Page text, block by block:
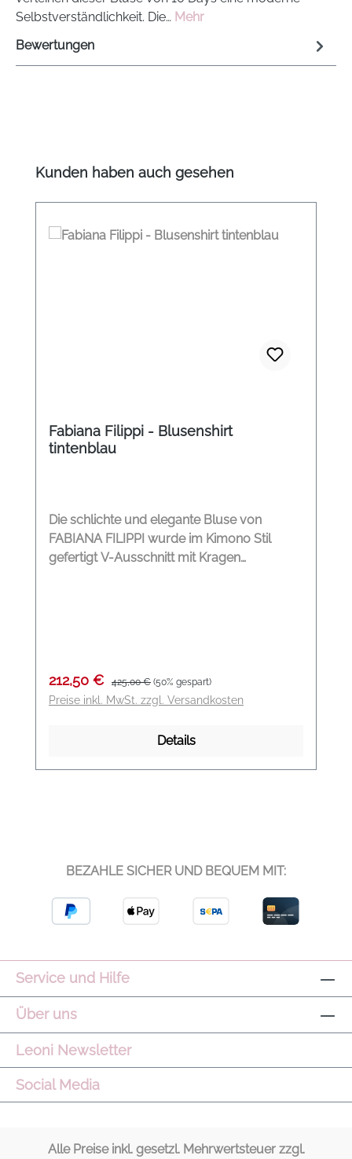
Selbstverständlichkeit. Die… Mehr
Bewertungen
Produktgalerie überspringen
Kunden haben auch gesehen
Fabiana Filippi - Blusenshirt
tintenblau
Die schlichte und elegante Bluse von
FABIANA FILIPPI wurde im Kimono Stil
gefertigt V-Ausschnitt mit Kragen
Verkaufspreis:
212,50 € Regulärer Preis:
425,00 € (50% gespart)
Preise inkl. MwSt. zzgl. Versandkosten
Details
BEZAHLE SICHER UND BEQUEM MIT:
Service und Hilfe
Über uns
Leoni Newsletter
Social Media
Alle Preise inkl. gesetzl. Mehrwertsteuer zzgl.